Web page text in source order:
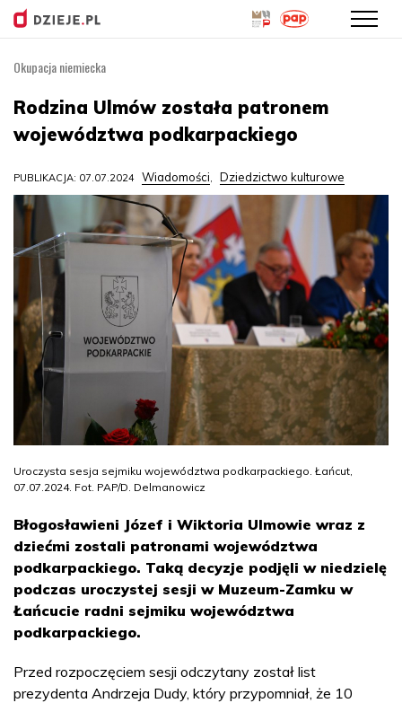
treści
Okupacja niemiecka
Rodzina Ulmów została patronem
województwa podkarpackiego
PUBLIKACJA: 07.07.2024 Wiadomości, Dziedzictwo kulturowe
Uroczysta sesja sejmiku województwa podkarpackiego. Łańcut,
07.07.2024. Fot. PAP/D. Delmanowicz
Błogosławieni Józef i Wiktoria Ulmowie wraz z
dziećmi zostali patronami województwa
podkarpackiego. Taką decyzje podjęli w niedzielę
podczas uroczystej sesji w Muzeum-Zamku w
Łańcucie radni sejmiku województwa
podkarpackiego.
Przed rozpoczęciem sesji odczytany został list
prezydenta Andrzeja Dudy, który przypomniał, że 10